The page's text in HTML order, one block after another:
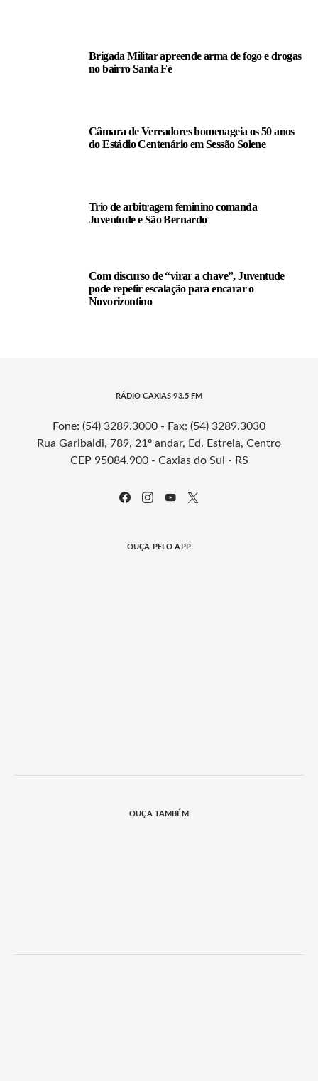
Brigada Militar apreende arma de fogo e drogas
no bairro Santa Fé
Câmara de Vereadores homenageia os 50 anos
do Estádio Centenário em Sessão Solene
Trio de arbitragem feminino comanda
Juventude e São Bernardo
Com discurso de “virar a chave”, Juventude
pode repetir escalação para encarar o
Novorizontino
RÁDIO CAXIAS 93.5 FM
Fone: (54) 3289.3000 - Fax: (54) 3289.3030
Rua Garibaldi, 789, 21º andar, Ed. Estrela, Centro
CEP 95084.900 - Caxias do Sul - RS
OUÇA PELO APP
OUÇA TAMBÉM